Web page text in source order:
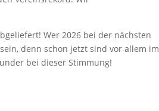
Wer 2026 bei der nächsten
denn schon jetzt sind vor allem im
bei dieser Stimmung!